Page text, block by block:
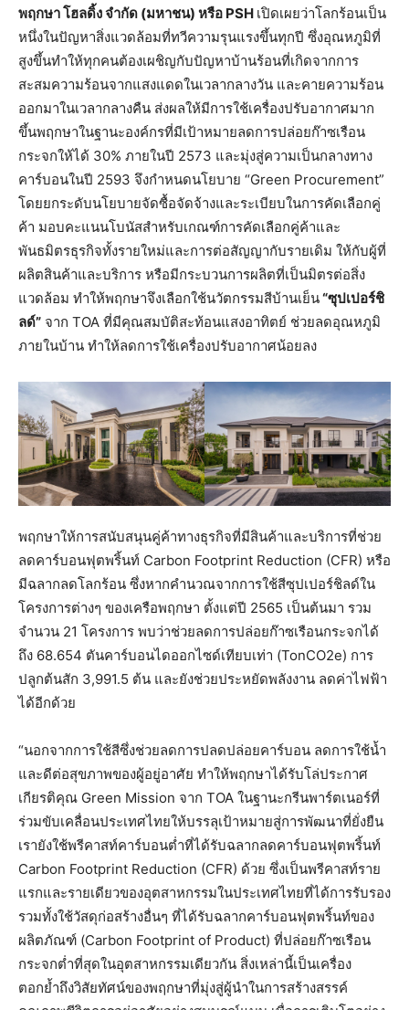
พฤกษา โฮลดิ้ง จำกัด (มหาชน) หรือ PSH เปิดเผยว่าโลกร้อนเป็น
หนึ่งในปัญหาสิ่งแวดล้อมที่ทวีความรุนแรงขึ้นทุกปี ซึ่งอุณหภูมิที่
สูงขึ้นทำให้ทุกคนต้องเผชิญกับปัญหาบ้านร้อนที่เกิดจากการ
สะสมความร้อนจากแสงแดดในเวลากลางวัน และคายความร้อน
ออกมาในเวลากลางคืน ส่งผลให้มีการใช้เครื่องปรับอากาศมาก
ขึ้นพฤกษาในฐานะองค์กรที่มีเป้าหมายลดการปล่อยก๊าซเรือน
กระจกให้ได้ 30% ภายในปี 2573 และมุ่งสู่ความเป็นกลางทาง
คาร์บอนในปี 2593 จึงกำหนดนโยบาย “Green Procurement”
โดยยกระดับนโยบายจัดซื้อจัดจ้างและระเบียบในการคัดเลือกคู่
ค้า มอบคะแนนโบนัสสำหรับเกณฑ์การคัดเลือกคู่ค้าและ
พันธมิตรธุรกิจทั้งรายใหม่และการต่อสัญญากับรายเดิม ให้กับผู้ที่
ผลิตสินค้าและบริการ หรือมีกระบวนการผลิตที่เป็นมิตรต่อสิ่ง
แวดล้อม ทำให้พฤกษาจึงเลือกใช้นวัตกรรมสีบ้านเย็น“ซุปเปอร์ชิ
ลด์” จาก TOA ที่มีคุณสมบัติสะท้อนแสงอาทิตย์ ช่วยลดอุณหภูมิ
ภายในบ้าน ทำให้ลดการใช้เครื่องปรับอากาศน้อยลง
พฤกษาให้การสนับสนุนคู่ค้าทางธุรกิจที่มีสินค้าและบริการที่ช่วย
ลดคาร์บอนฟุตพริ้นท์ Carbon Footprint Reduction (CFR) หรือ
มีฉลากลดโลกร้อน ซึ่งหากคำนวณจากการใช้สีซุปเปอร์ชิลด์ใน
โครงการต่างๆ ของเครือพฤกษา ตั้งแต่ปี 2565 เป็นต้นมา รวม
จำนวน 21 โครงการ พบว่าช่วยลดการปล่อยก๊าซเรือนกระจกได้
ถึง 68.654 ตันคาร์บอนไดออกไซด์เทียบเท่า (TonCO2e) การ
ปลูกต้นสัก 3,991.5 ต้น และยังช่วยประหยัดพลังงาน ลดค่าไฟฟ้า
ได้อีกด้วย
“นอกจากการใช้สีซึ่งช่วยลดการปลดปล่อยคาร์บอน ลดการใช้น้ำ
และดีต่อสุขภาพของผู้อยู่อาศัย ทำให้พฤกษาได้รับโล่ประกาศ
เกียรติคุณ Green Mission จาก TOA ในฐานะกรีนพาร์ตเนอร์ที่
ร่วมขับเคลื่อนประเทศไทยให้บรรลุเป้าหมายสู่การพัฒนาที่ยั่งยืน
เรายังใช้พรีคาสท์คาร์บอนต่ำที่ได้รับฉลากลดคาร์บอนฟุตพริ้นท์
Carbon Footprint Reduction (CFR) ด้วย ซึ่งเป็นพรีคาสท์ราย
แรกและรายเดียวของอุตสาหกรรมในประเทศไทยที่ได้การรับรอง
รวมทั้งใช้วัสดุก่อสร้างอื่นๆ ที่ได้รับฉลากคาร์บอนฟุตพริ้นท์ของ
ผลิตภัณฑ์ (Carbon Footprint of Product) ที่ปล่อยก๊าซเรือน
กระจกต่ำที่สุดในอุตสาหกรรมเดียวกัน สิ่งเหล่านี้เป็นเครื่อง
ตอกย้ำถึงวิสัยทัศน์ของพฤกษาที่มุ่งสู่ผู้นําในการสร้างสรรค์